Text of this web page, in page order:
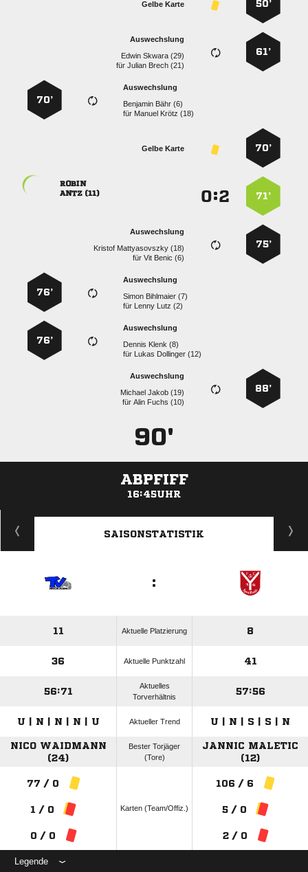
50’
Gelbe Karte
61’
Auswechslung
  
für  
Auswechslung
  
für   
70’
70’
Gelbe Karte
71’
:

 
75’
Auswechslung
  
für  
Auswechslung
  
für   
76’
Auswechslung
  
für   
76’
88’
Auswechslung
  
für  
90'
ABPFIFF
16:45UHR
ANZEIGE
SAISONSTATISTIK
:
11 Aktuelle Platzierung 8
36 Aktuelle Punktzahl 41
56:71
Aktuelles
Torverhältnis
57:56
U | N | N | N | U Aktueller Trend U | N | S | S | N
NICO WAIDMANN
(24)
Bester Torjäger
(Tore)
JANNIC MALETIC
(12)
77 / 0
1 / 0
0 / 0
Karten (Team/Offiz.)
106 / 6
5 / 0
2 / 0
Legende